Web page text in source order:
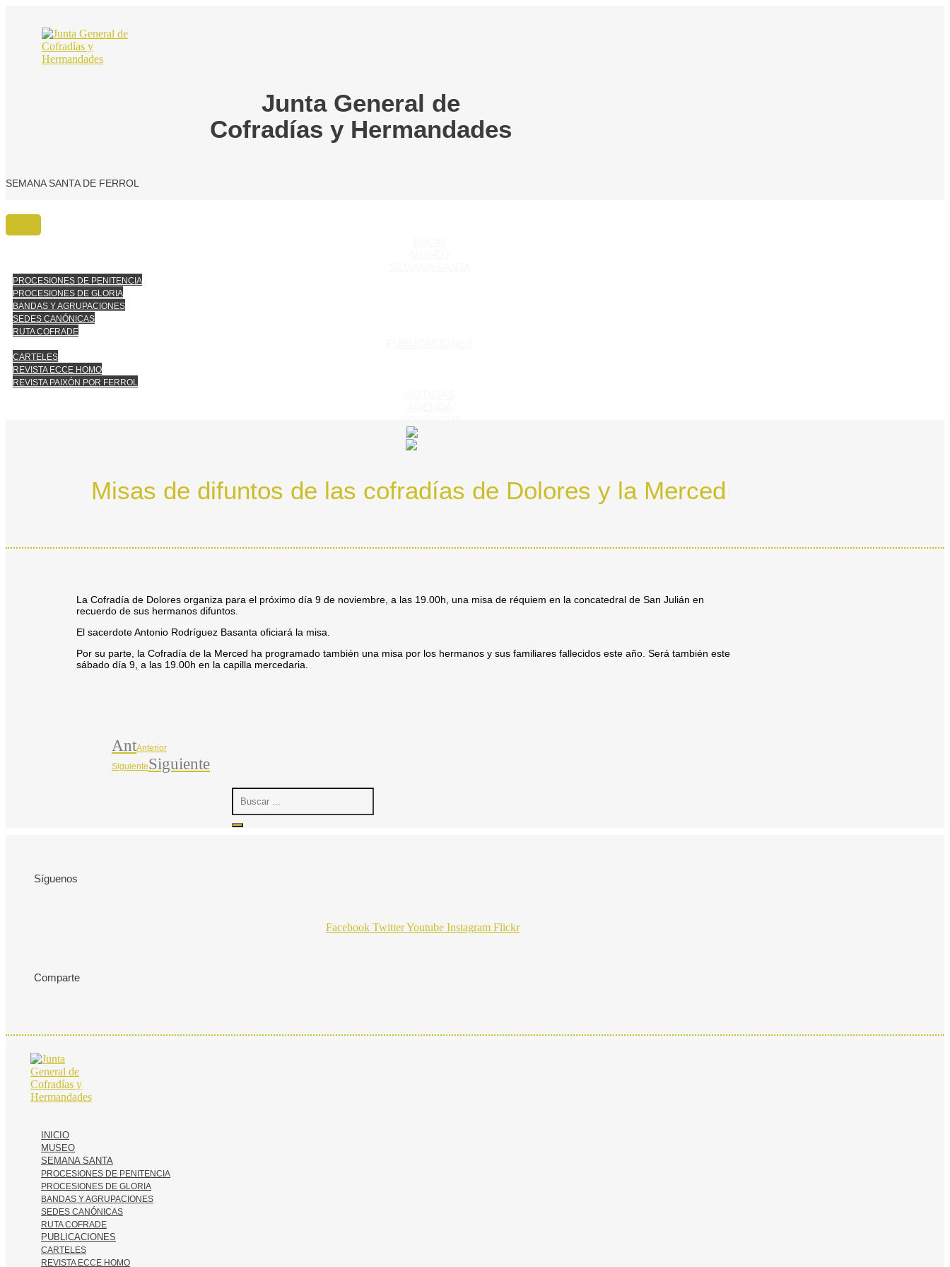
contenido
Junta General de
Cofradías y Hermandades
SEMANA SANTA DE FERROL
PROCESIONES DE PENITENCIA
PROCESIONES DE GLORIA
BANDAS Y AGRUPACIONES
SEDES CANÓNICAS
RUTA COFRADE
CARTELES
REVISTA ECCE HOMO
REVISTA PAIXÓN POR FERROL
Misas de difuntos de las cofradías de Dolores y la Merced
La Cofradía de Dolores organiza para el próximo día 9 de noviembre, a las 19.00h, una misa de réquiem en la concatedral de San Julián en
recuerdo de sus hermanos difuntos.
El sacerdote Antonio Rodríguez Basanta oficiará la misa.
Por su parte, la Cofradía de la Merced ha programado también una misa por los hermanos y sus familiares fallecidos este año. Será también este
sábado día 9, a las 19.00h en la capilla mercedaria.
AntAnterior
SiguienteSiguiente
Search
Síguenos
Facebook TwitterYoutube Instagram Flickr
Comparte
INICIO
MUSEO
SEMANA SANTA
PROCESIONES DE PENITENCIA
PROCESIONES DE GLORIA
BANDAS Y AGRUPACIONES
SEDES CANÓNICAS
RUTA COFRADE
PUBLICACIONES
CARTELES
REVISTA ECCE HOMO